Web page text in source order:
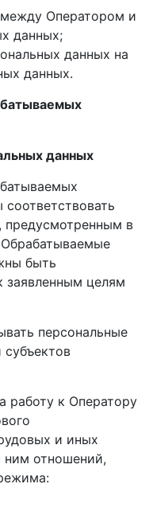
Оператором и
данных;
данных на
данных.
данных
предусмотренным в
быть
целям
персональные
работу к Оператору
и иных
ним отношений,